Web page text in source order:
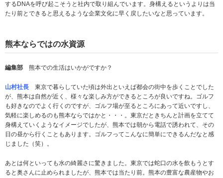
するDNAを呼び起こそうと社内で取り組んでいます。身構えるというよりは当
たり前とできると思えるような企業文化に早く戻したいなと思っています。
熊本ならではの水資源
編集部 熊本での生活はいかがですか？
山村社長
東京で暮らしていた頃は外出といえば都会の街中を歩くことでした
が、熊本は自然が近く、様々な楽しみ方ができるところが良いですね。ゴルフ
も好きなのでよく行くのですが、ゴルフ場が至るところにあって近いですし、
気軽に楽しめるのも熊本ならではかと・・・。東京だときちんと計画を立てて
身構えていくようなイメージでしたが、熊本では朝から電話で誘われて、その
日の昼から行くこともあります。ゴルフってこんなに簡単にできるんだなと感
じました（笑）。
あとは何といっても水の綺麗さに驚きました。東京では蛇口の水を飲もうとす
ると奥さんに止められましたが、熊本では当たり前。熊本の豊富な農産物やお